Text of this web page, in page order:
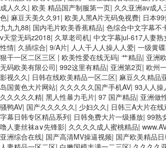
品 亚洲依人大香蕉在线 国产欧美日韩成人三级 熟女
乱伦日韩免费欧美 97激情人妻小说 大香蕉日韩区欧
水啪啪啪 成人av黄色大片 91国产精品原创人妻 国
人插人人爽 欧美日韩性爱视频网 日韩经典AV在线观
久久久久久久久久久 久久三级视屏 日本天堂a在线
av中文一级字幕 亚洲成人小说综合网 欧美日韩91在
码一区二区三区乱码 久久久久久久久久一级黄色片
激情91 欧美特黄一级视频18 免费麻豆黄色 偷拍 亚
产传媒精品视频91 一级黄片精品在线精彩视频 香蕉
品在线 91AV一区在线 日韩欧美视屏中文版 欧美情
成人久久| 欧美 精品国产制服第一页| 久久亚洲av成人
色| 麻豆天美久久91 | 欧美人黑A片无码免视费| 日本
九九九88| 国内毛片欧美香蕉精品| 色综合中文字幕不
v天堂无码z2018| 久草老司机| 中文字幕jul-617人妻熟
性情| 久插综合| 9/A片| 人人干人人操人人爱| 一级黄碟
狠干一区二区三区 | 欧美性爱在线无码| 艹精品| 亚洲
无码欧美有限公司| 992这里有精品| 亚洲第2页| 欧州
影视久久| 日韩在线欧美精品一区二区| 麻豆久久精品
岛国黄色大片网站| 久久久久久国产手机AV| 93人人操
久久久久久精| 黑人性暴力毛片| 97 国产精品| 亚洲做
骚鸭AV| 国产久久久久久| 少妇久久| 日韩三A大片在
字幕日韩专区精品系列| 日韩免费大片一级播放| 99熟
噜人妻丝袜a∨先锋影| 久久久久成人蜜桃精品|
亚洲综合在线| 国产高清MV操逼视频| 国产欧美精品